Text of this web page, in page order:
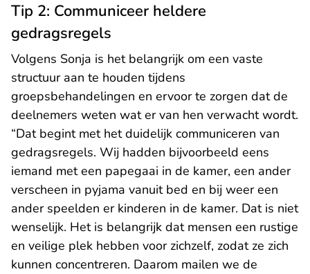
Tip 2: Communiceer heldere
gedragsregels
Volgens Sonja is het belangrijk om een vaste
structuur aan te houden tijdens
groepsbehandelingen en ervoor te zorgen dat de
deelnemers weten wat er van hen verwacht wordt.
“Dat begint met het duidelijk communiceren van
gedragsregels. Wij hadden bijvoorbeeld eens
iemand met een papegaai in de kamer, een ander
verscheen in pyjama vanuit bed en bij weer een
ander speelden er kinderen in de kamer. Dat is niet
wenselijk. Het is belangrijk dat mensen een rustige
en veilige plek hebben voor zichzelf, zodat ze zich
kunnen concentreren. Daarom mailen we de